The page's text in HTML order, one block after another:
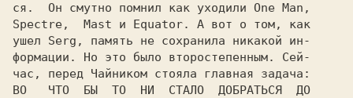
ся.  Он смутно помнил как уходили One Man,
Spectre,  Mast и Equator. А вот о том, как
ушел Serg, память не сохранила никакой ин-
формации. Но это было второстепенным. Сей-
час, перед Чайником стояла главная задача:
ВО   ЧТО  БЫ  ТО  НИ  СТАЛО  ДОБРАТЬСЯ  ДО